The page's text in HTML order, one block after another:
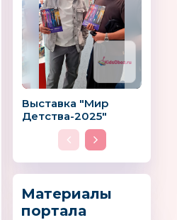
Выставка "Мир
Детства-2025"
Материалы
портала